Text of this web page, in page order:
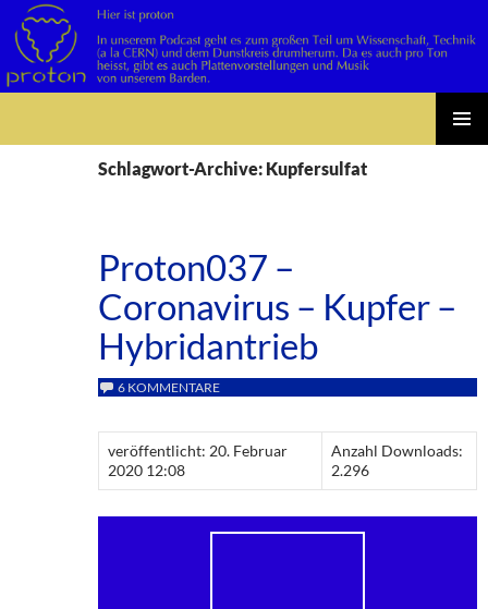
Schlagwort-Archive: Kupfersulfat
Proton037 –
Coronavirus – Kupfer –
Hybridantrieb
6 KOMMENTARE
veröffentlicht: 20. Februar
2020 12:08
Anzahl Downloads:
2.296